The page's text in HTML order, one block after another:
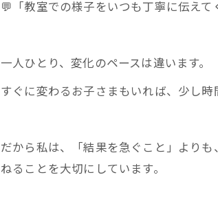
💬「教室での様子をいつも丁寧に伝えて
一人ひとり、変化のペースは違います。
すぐに変わるお子さまもいれば、少し時
だから私は、「結果を急ぐこと」より
ねることを大切にしています。